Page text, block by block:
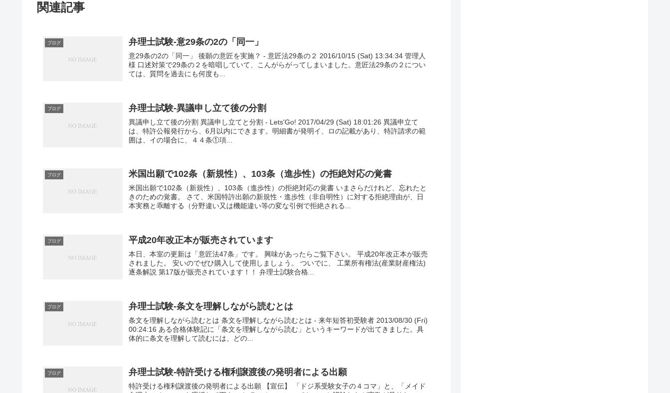
関連記事
ブログ 弁理士試験-意29条の2の「同一」
意29条の2の「同一」 後願の意匠を実施？ - 意匠法29条の２ 2016/10/15 (Sat) 13:34:34 管理人
様 口述対策で29条の２を暗唱していて、こんがらがってしまいました。意匠法29条の２につい
ては、質問を過去にも何度も...
ブログ 弁理士試験-異議申し立て後の分割
異議申し立て後の分割 異議申し立てと分割 - Lets'Go! 2017/04/29 (Sat) 18:01:26 異議申立て
は、特許公報発行から、6月以内にできます。明細書が発明イ、ロの記載があり、特許請求の範
囲は、イの場合に、４４条①項...
ブログ 米国出願で102条（新規性）、103条（進歩性）の拒絶対応の覚書
米国出願で102条（新規性）、103条（進歩性）の拒絶対応の覚書 いまさらだけれど、忘れたと
きのための覚書。 さて、米国特許出願の新規性・進歩性（非自明性）に対する拒絶理由が、日
本実務と乖離する（分野違い又は機能違い等の変な引例で拒絶される...
ブログ 平成20年改正本が販売されています
本日、本室の更新は「意匠法47条」です。 興味があったらご覧下さい。 平成20年改正本が販売
されました。 安いのでぜひ購入して使用しましょう。 ついでに、 工業所有権法(産業財産権法)
逐条解説 第17版が販売されています！！ 弁理士試験合格...
ブログ 弁理士試験-条文を理解しながら読むとは
条文を理解しながら読むとは 条文を理解しながら読むとは - 来年短答初受験者 2013/08/30 (Fri)
00:24:16 ある合格体験記に「条文を理解しながら読む」というキーワードが出てきました。具
体的に条文を理解して読むには、どの...
ブログ 弁理士試験-特許受ける権利譲渡後の発明者による出願
特許受ける権利譲渡後の発明者による出願 【宣伝】 「ドジ系受験女子の４コマ」と、「メイド